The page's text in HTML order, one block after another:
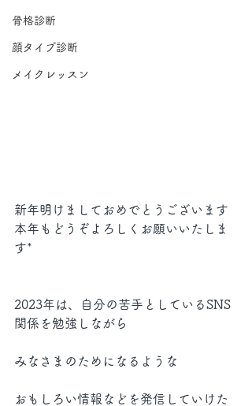
骨格診断
顔タイプ診断
メイクレッスン
新年明けましておめでとうございます
本年もどうぞよろしくお願いいたしま
す*
2023年は、自分の苦手としているSNS
関係を勉強しながら
みなさまのためになるような
おもしろい情報などを発信していけた